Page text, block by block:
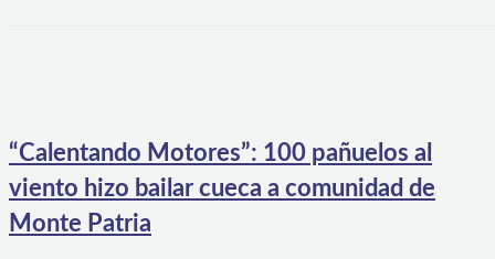
“Calentando Motores”: 100 pañuelos al
viento hizo bailar cueca a comunidad de
Monte Patria